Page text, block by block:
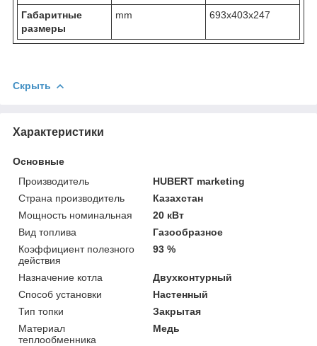
Габаритные
размеры
mm 693x403x247
Скрыть
Характеристики
Основные
Производитель
HUBERT marketing
Страна производитель
Казахстан
Мощность номинальная
20 кВт
Вид топлива
Газообразное
Коэффициент полезного
действия
93 %
Назначение котла
Двухконтурный
Способ установки
Настенный
Тип топки
Закрытая
Материал
теплообменника
Медь